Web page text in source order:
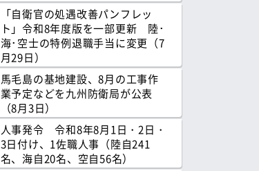
「自衛官の処遇改善パンフレッ
ト」令和8年度版を一部更新 陸･
海･空士の特例退職手当に変更（7
月29日）
馬毛島の基地建設、8月の工事作
業予定などを九州防衛局が公表
（8月3日）
人事発令 令和8年8月1日・2日・
3日付け、1佐職人事（陸自241
名、海自20名、空自56名）